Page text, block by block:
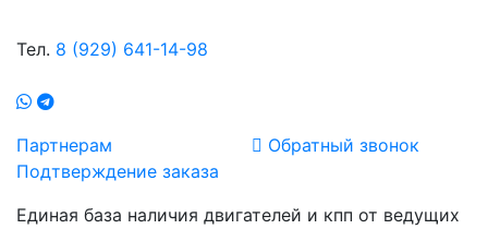
Тел. 8 (929) 641-14-98
Партнерам
Подтверждение заказа
Обратный звонок
Единая база наличия двигателей и кпп от ведущих